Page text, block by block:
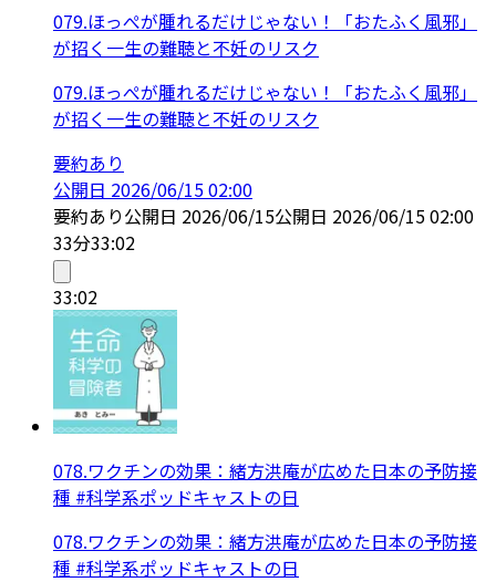
079.ほっぺが腫れるだけじゃない！「おたふく風邪」
が招く一生の難聴と不妊のリスク
079.ほっぺが腫れるだけじゃない！「おたふく風邪」
が招く一生の難聴と不妊のリスク
要約あり
公開日 2026/06/15 02:00
要約あり公開日 2026/06/15公開日 2026/06/15 02:00
33分33:02
33:02
078.ワクチンの効果：緒方洪庵が広めた日本の予防接
種 #科学系ポッドキャストの日
078.ワクチンの効果：緒方洪庵が広めた日本の予防接
種 #科学系ポッドキャストの日